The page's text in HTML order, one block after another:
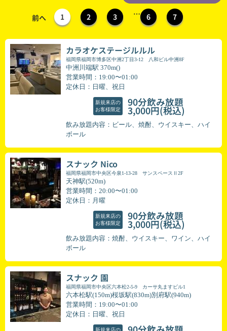
前へ 1 2 3 … 6 7
カラオケステージルルル
福岡県福岡市博多区中洲2丁目3-12 八和ビル中洲8F
中洲川端駅 370m()
営業時間：19:00〜01:00
定休日：日曜、祝日
新規来店の
お客様限定
90分飲み放題
3,000円(税込)
飲み放題内容：ビール、焼酎、ウイスキー、ハイ
ボール
スナック Nico
福岡県福岡市中央区今泉1-13-28 サンスペースⅡ2F
天神駅(520m)
営業時間：20:00〜01:00
定休日：月曜
新規来店の
お客様限定
90分飲み放題
3,000円(税込)
飲み放題内容：焼酎、ウイスキー、ワイン、ハイ
ボール
スナック 園
福岡県福岡市中央区六本松2-5-9 カーサ丸ますビル1
六本松駅(150m)桜坂駅(830m)別府駅(940m)
営業時間：19:00〜01:00
定休日：日曜、祝日
新規来店の